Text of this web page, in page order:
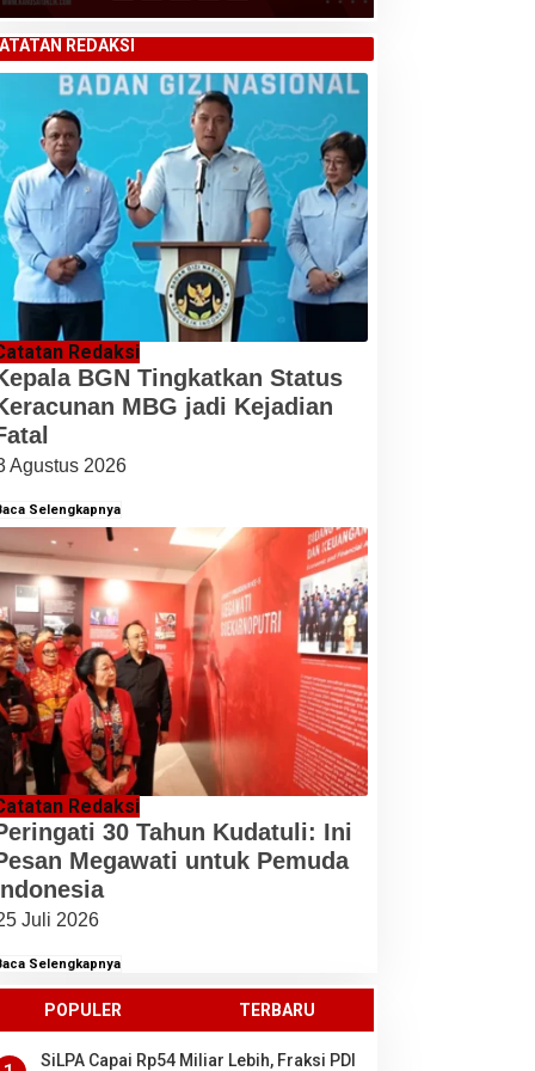
REDAKSI
Redaksi
BGN Tingkatkan Status
MBG jadi Kejadian
Agustus 2026
Selengkapnya
Redaksi
30 Tahun Kudatuli: Ini
Megawati untuk Pemuda
Juli 2026
Selengkapnya
POPULER TERBARU
SiLPA Capai Rp54 Miliar Lebih, Fraksi PDI